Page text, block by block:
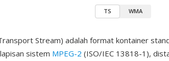
TS WMA
Stream) adalah format kontainer
sistem MPEG-2 (ISO/IEC 13818-1),